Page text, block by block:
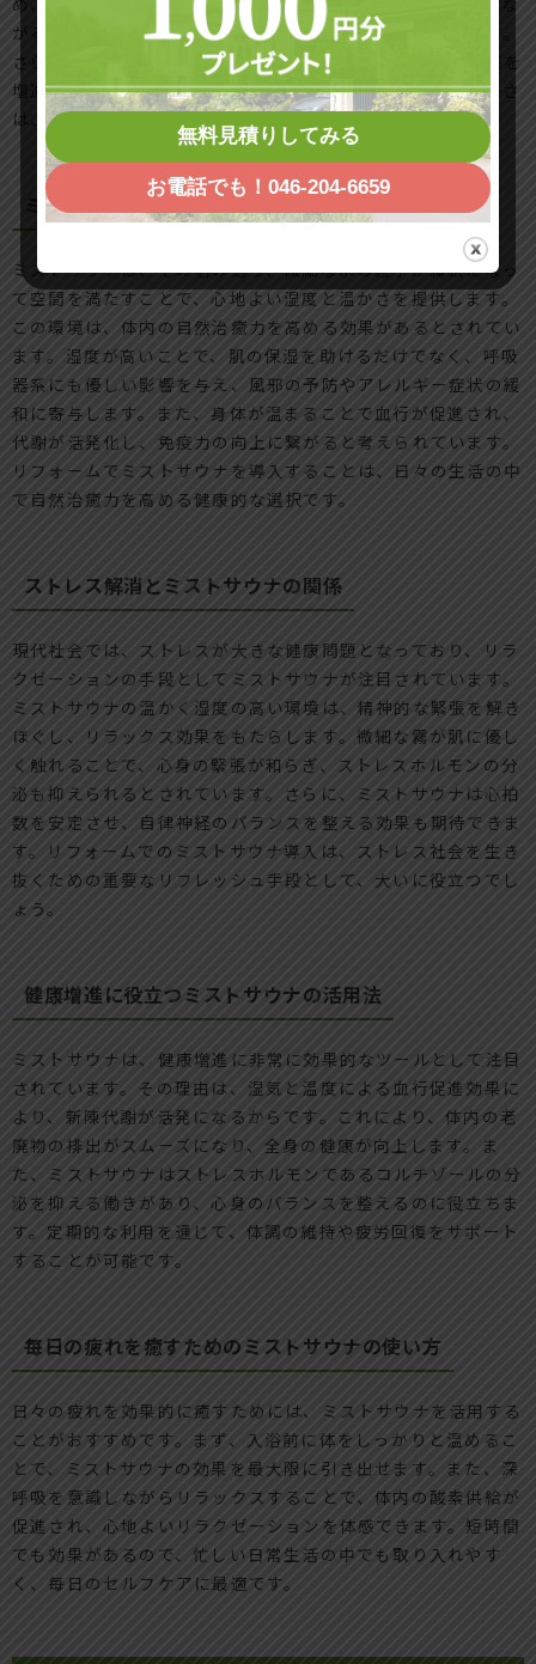
がるため、一日の終わりにリラックスしたい方には最適です。
さらに、温かさは脳内のセロトニン生成を活性化し、幸福感を
増進するとされています。このように、ミストサウナの温かさ
は、体の健康だけでなく、心の健康にも寄与するのです。
ミストサウナで体感する自然治癒力の向上
ミストサウナは、その名の通り、微細な水の粒子が霧状になっ
て空間を満たすことで、心地よい湿度と温かさを提供します。
この環境は、体内の自然治癒力を高める効果があるとされてい
ます。湿度が高いことで、肌の保湿を助けるだけでなく、呼吸
器系にも優しい影響を与え、風邪の予防やアレルギー症状の緩
和に寄与します。また、身体が温まることで血行が促進され、
代謝が活発化し、免疫力の向上に繋がると考えられています。
リフォームでミストサウナを導入することは、日々の生活の中
で自然治癒力を高める健康的な選択です。
ストレス解消とミストサウナの関係
現代社会では、ストレスが大きな健康問題となっており、リラ
クゼーションの手段としてミストサウナが注目されています。
ミストサウナの温かく湿度の高い環境は、精神的な緊張を解き
ほぐし、リラックス効果をもたらします。微細な霧が肌に優し
く触れることで、心身の緊張が和らぎ、ストレスホルモンの分
泌も抑えられるとされています。さらに、ミストサウナは心拍
数を安定させ、自律神経のバランスを整える効果も期待できま
す。リフォームでのミストサウナ導入は、ストレス社会を生き
抜くための重要なリフレッシュ手段として、大いに役立つでし
ょう。
健康増進に役立つミストサウナの活用法
ミストサウナは、健康増進に非常に効果的なツールとして注目
されています。その理由は、湿気と温度による血行促進効果に
より、新陳代謝が活発になるからです。これにより、体内の老
廃物の排出がスムーズになり、全身の健康が向上します。ま
た、ミストサウナはストレスホルモンであるコルチゾールの分
泌を抑える働きがあり、心身のバランスを整えるのに役立ちま
す。定期的な利用を通じて、体調の維持や疲労回復をサポート
することが可能です。
毎日の疲れを癒すためのミストサウナの使い方
日々の疲れを効果的に癒すためには、ミストサウナを活用する
ことがおすすめです。まず、入浴前に体をしっかりと温めるこ
とで、ミストサウナの効果を最大限に引き出せます。また、深
呼吸を意識しながらリラックスすることで、体内の酸素供給が
促進され、心地よいリラクゼーションを体感できます。短時間
でも効果があるので、忙しい日常生活の中でも取り入れやす
く、毎日のセルフケアに最適です。
無料見積りしてみる
お電話でも！046-204-6659